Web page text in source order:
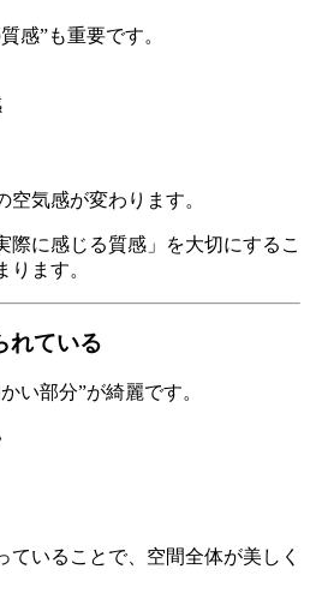
感”も重要です。
気感が変わります。
際に感じる質感」を大切にするこ
ります。
れている
い部分”が綺麗です。
ていることで、空間全体が美しく